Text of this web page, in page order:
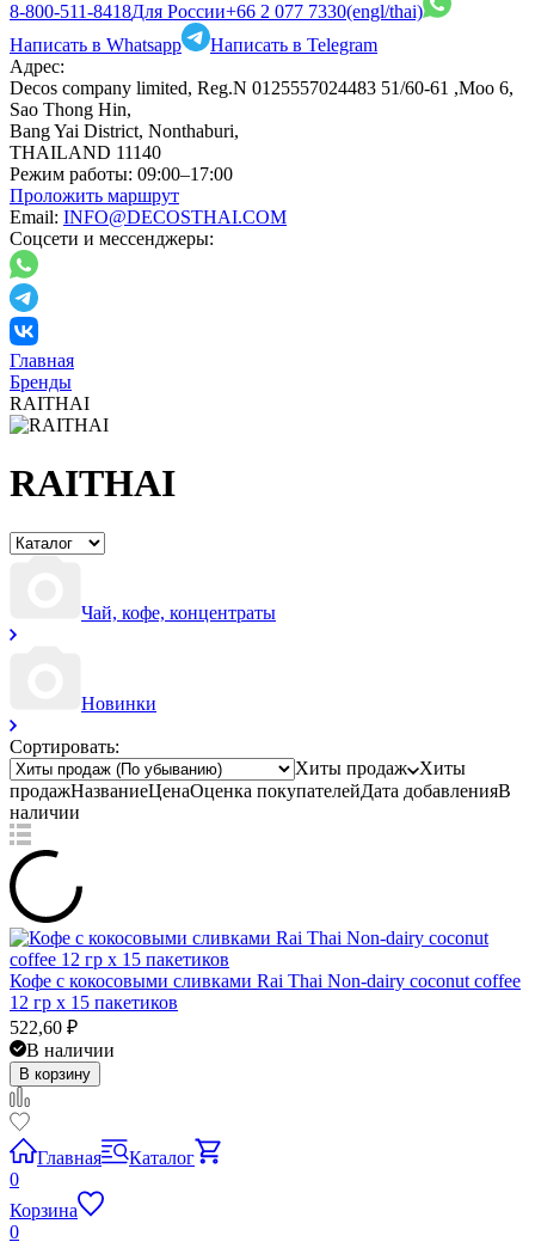
8-800-511-8418Для России+66 2 077 7330(engl/thai)
Написать в Whatsapp
Написать в Telegram
Адрес:
Decos company limited, Reg.N 0125557024483 51/60-61 ,Moo 6,
Sao Thong Hin,
Bang Yai District, Nonthaburi,
THAILAND 11140
Режим работы: 09:00–17:00
Проложить маршрут
Email: INFO@DECOSTHAI.COM
Соцсети и мессенджеры:
Главная
Бренды
RAITHAI
RAITHAI
Чай, кофе, концентраты
Новинки
Сортировать:
Хиты продаж
Хиты
продажНазваниеЦенаОценка покупателейДата добавленияВ
наличии
Кофе с кокосовыми сливками Rai Thai Non-dairy coconut coffee
12 гр x 15 пакетиков
522,60 ₽
В наличии
В корзину
Главная
Каталог
0
Корзина
0